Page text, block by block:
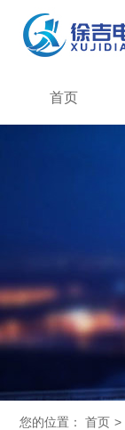
首页
您的位置： 首页 >